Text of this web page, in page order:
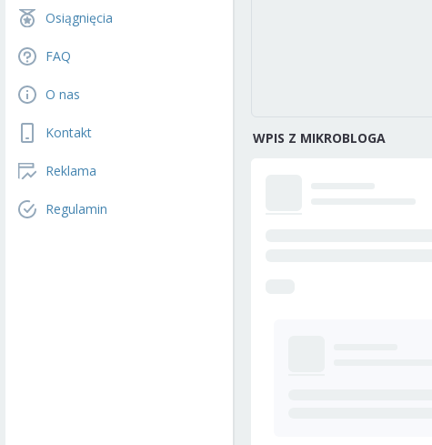
Osiągnięcia
FAQ
O nas
Kontakt
Reklama
Regulamin
WPIS Z MIKROBLOGA